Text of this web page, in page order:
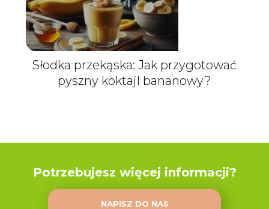
Słodka przekąska: Jak przygotować
pyszny koktajl bananowy?
Potrzebujesz więcej informacji?
NAPISZ DO NAS